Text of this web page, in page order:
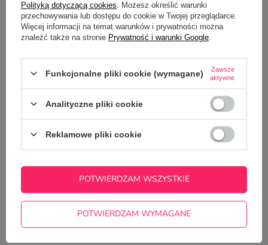
Z NASZEGO BLOGA
Świąteczne poranki z kubkiem kawy – jak umilić
sobie grudzień?
Polityką dotyczącą cookies . Możesz określić warunki
przechowywania lub dostępu do cookie w Twojej przeglądarce.
Więcej informacji na temat warunków i prywatności można
znaleźć także na stronie Prywatność i warunki Google
Funkcjonalne pliki cookie (wymagane)
Zawsze
aktywne
Analityczne pliki cookie
Reklamowe pliki cookie
POTWIERDZAM WYMAGANE
POTWIERDZAM WSZYSTKIE